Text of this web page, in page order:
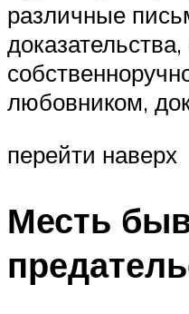
различные
любовником,
перейти наверх
Месть